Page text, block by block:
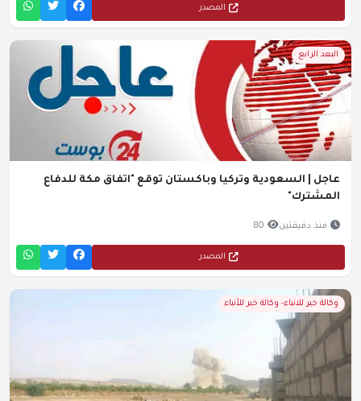
المصدر
البعد الرابع
عاجل | السعودية وتركيا وباكستان توقع "اتفاق مكة للدفاع
المشترك"
منذ دقيقتين 80
المصدر
وكالة خبر للانباء- وكالة خبر للأنباء